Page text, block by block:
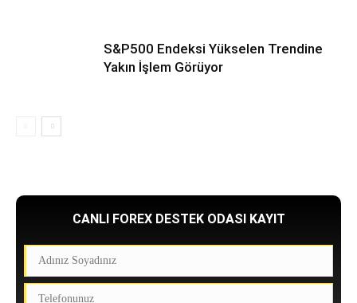
S&P500 Endeksi Yükselen Trendine
Yakın İşlem Görüyor
CANLI FOREX DESTEK ODASI KAYIT